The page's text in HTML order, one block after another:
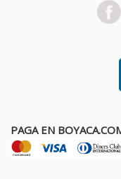
PAGA EN